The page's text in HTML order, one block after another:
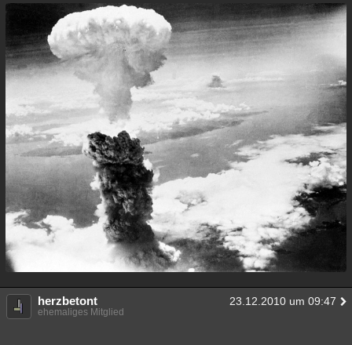
herzbetont 23.12.2010 um 09:47
ehemaliges Mitglied